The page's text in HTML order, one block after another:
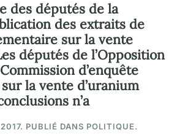
des députés de la
des extraits de
sur la vente
députés de l’Opposition
d’enquête
la vente d’uranium
n’a
. PUBLIÉ DANS POLITIQUE.